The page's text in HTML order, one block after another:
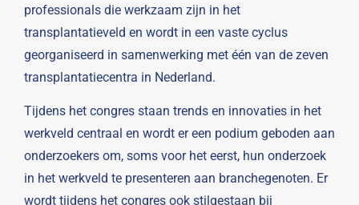
professionals die werkzaam zijn in het
transplantatieveld en wordt in een vaste cyclus
georganiseerd in samenwerking met één van de zeven
transplantatiecentra in Nederland.
Tijdens het congres staan trends en innovaties in het
werkveld centraal en wordt er een podium geboden aan
onderzoekers om, soms voor het eerst, hun onderzoek
in het werkveld te presenteren aan branchegenoten. Er
wordt tijdens het congres ook stilgestaan bij